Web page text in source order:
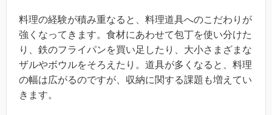
料理の経験が積み重なると、料理道具へのこだわりが
強くなってきます。食材にあわせて包丁を使い分けた
り、鉄のフライパンを買い足したり、大小さまざまな
ザルやボウルをそろえたり。道具が多くなると、料理
の幅は広がるのですが、収納に関する課題も増えてい
きます。